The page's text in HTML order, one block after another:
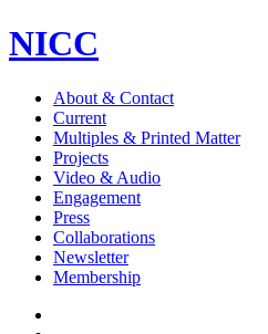
NICC
About & Contact
Current
Multiples & Printed Matter
Projects
Video & Audio
Engagement
Press
Collaborations
Newsletter
Membership